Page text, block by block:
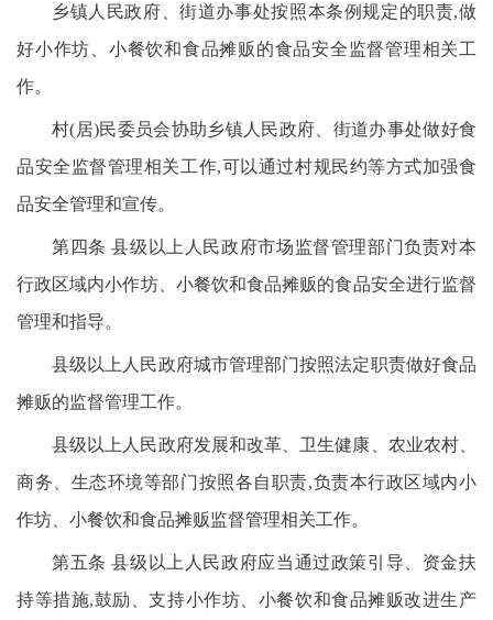
乡镇人民政府、街道办事处按照本条例规定的职责,做
好小作坊、小餐饮和食品摊贩的食品安全监督管理相关工
作。
村(居)民委员会协助乡镇人民政府、街道办事处做好食
品安全监督管理相关工作,可以通过村规民约等方式加强食
品安全管理和宣传。
第四条 县级以上人民政府市场监督管理部门负责对本
行政区域内小作坊、小餐饮和食品摊贩的食品安全进行监督
管理和指导。
县级以上人民政府城市管理部门按照法定职责做好食品
摊贩的监督管理工作。
县级以上人民政府发展和改革、卫生健康、农业农村、
商务、生态环境等部门按照各自职责,负责本行政区域内小
作坊、小餐饮和食品摊贩监督管理相关工作。
第五条 县级以上人民政府应当通过政策引导、资金扶
持等措施,鼓励、支持小作坊、小餐饮和食品摊贩改进生产